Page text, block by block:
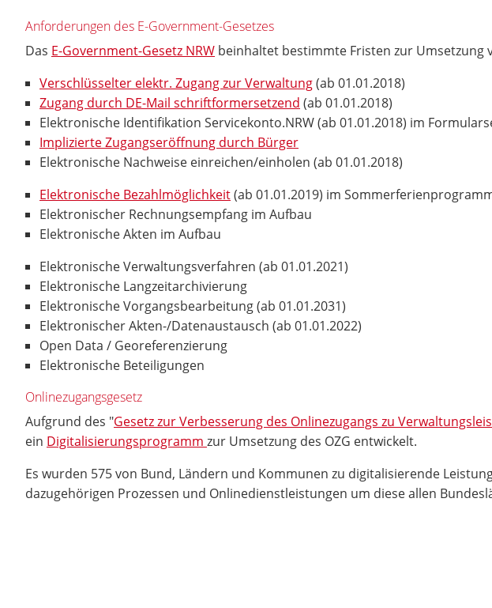
Anforderungen des E-Government-Gesetzes
Das E-Government-Gesetz NRW beinhaltet bestimmte Fristen zur Umsetzung
Verschlüsselter elektr. Zugang zur Verwaltung(ab 01.01.2018)
Zugang durch DE-Mail schriftformersetzend (ab 01.01.2018)
Elektronische Identifikation Servicekonto.NRW (ab 01.01.2018) im
Implizierte Zugangseröffnung durch Bürger
Elektronische Nachweise einreichen/einholen (ab 01.01.2018)
Elektronische Bezahlmöglichkeit(ab 01.01.2019) im
Elektronischer Rechnungsempfang im Aufbau
Elektronische Akten im Aufbau
Elektronische Verwaltungsverfahren (ab 01.01.2021)
Elektronische Langzeitarchivierung
Elektronische Vorgangsbearbeitung (ab 01.01.2031)
Elektronischer Akten-/Datenaustausch (ab 01.01.2022)
Open Data / Georeferenzierung
Elektronische Beteiligungen
Onlinezugangsgesetz
Aufgrund des "Gesetz zur Verbesserung des Onlinezugangs zu
ein Digitalisierungsprogramm zur Umsetzung des OZG entwickelt.
Es wurden 575 von Bund, Ländern und Kommunen zu digitalisierende
dazugehörigen Prozessen und Onlinedienstleistungen um diese allen